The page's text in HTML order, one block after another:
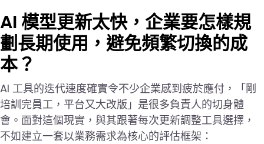
AI 模型更新太快，企業要怎樣規
劃長期使用，避免頻繁切換的成
本？
AI 工具的迭代速度確實令不少企業感到疲於應付，「剛
培訓完員工，平台又大改版」是很多負責人的切身體
會。面對這個現實，與其跟著每次更新調整工具選擇，
不如建立一套以業務需求為核心的評估框架：